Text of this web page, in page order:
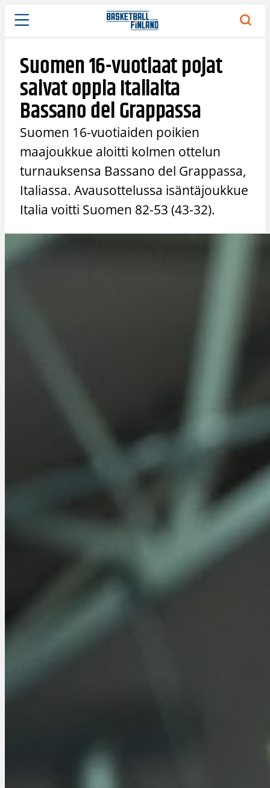
Siirry
sisältöön
Suomen 16-vuotiaat pojat
saivat oppia Italialta
Bassano del Grappassa
Suomen 16-vuotiaiden poikien
maajoukkue aloitti kolmen ottelun
turnauksensa Bassano del Grappassa,
Italiassa. Avausottelussa isäntäjoukkue
Italia voitti Suomen 82-53 (43-32).